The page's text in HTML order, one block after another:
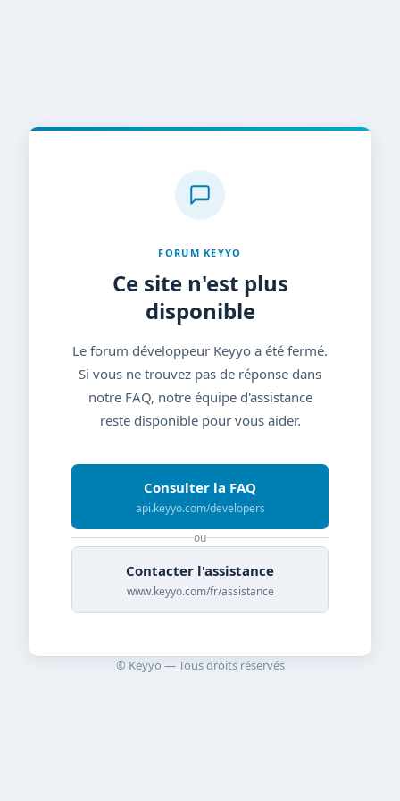
FORUM KEYYO
Ce site n'est plus
disponible
Le forum développeur Keyyo a été fermé.
Si vous ne trouvez pas de réponse dans
notre FAQ, notre équipe d'assistance
reste disponible pour vous aider.
Consulter la FAQ
api.keyyo.com/developers
ou
Contacter l'assistance
www.keyyo.com/fr/assistance
© Keyyo — Tous droits réservés